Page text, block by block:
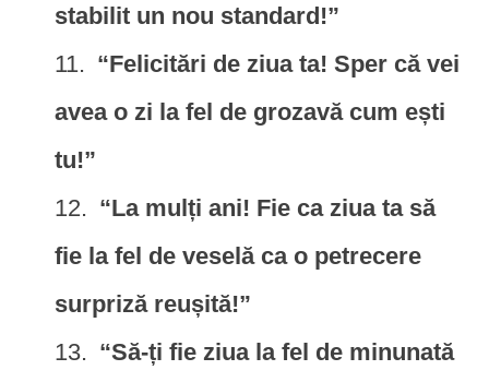
stabilit un nou standard!”
“Felicitări de ziua ta! Sper că vei
avea o zi la fel de grozavă cum ești
tu!”
“La mulți ani! Fie ca ziua ta să
fie la fel de veselă ca o petrecere
surpriză reușită!”
“Să-ți fie ziua la fel de minunată